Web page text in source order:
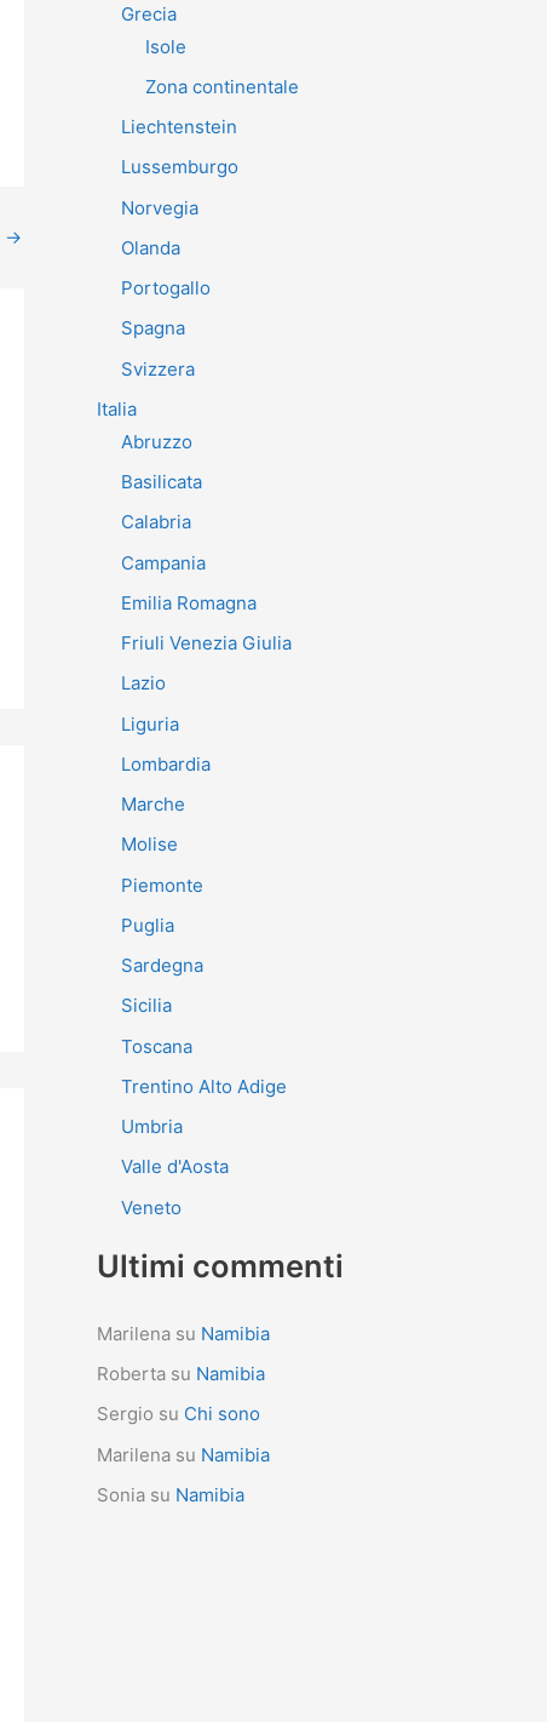
→
Grecia
Isole
Zona continentale
Liechtenstein
Lussemburgo
Norvegia
Olanda
Portogallo
Spagna
Svizzera
Italia
Abruzzo
Basilicata
Calabria
Campania
Emilia Romagna
Friuli Venezia Giulia
Lazio
Liguria
Lombardia
Marche
Molise
Piemonte
Puglia
Sardegna
Sicilia
Toscana
Trentino Alto Adige
Umbria
Valle d'Aosta
Veneto
Ultimi commenti
Marilena su Namibia
Roberta su Namibia
Sergio su Chi sono
Marilena su Namibia
Sonia su Namibia